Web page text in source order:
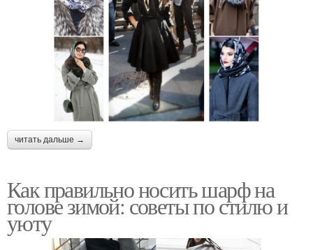
читать дальше →
Как правильно носить шарф на
голове зимой: советы по стилю и
уюту